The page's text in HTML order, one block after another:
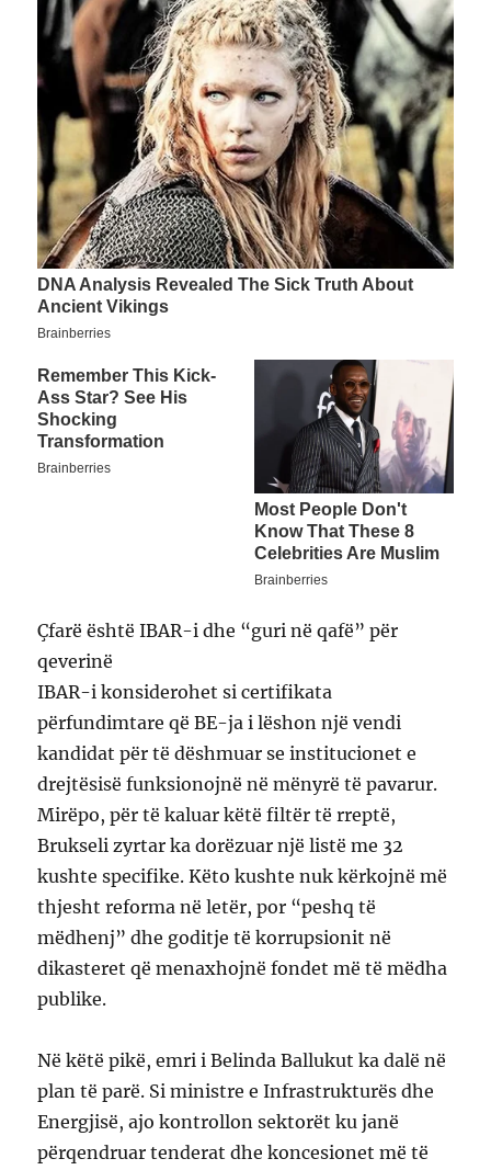
Çfarë është IBAR-i dhe “guri në qafë” për
qeverinë
IBAR-i konsiderohet si certifikata
përfundimtare që BE-ja i lëshon një vendi
kandidat për të dëshmuar se institucionet e
drejtësisë funksionojnë në mënyrë të pavarur.
Mirëpo, për të kaluar këtë filtër të rreptë,
Brukseli zyrtar ka dorëzuar një listë me 32
kushte specifike. Këto kushte nuk kërkojnë më
thjesht reforma në letër, por “peshq të
mëdhenj” dhe goditje të korrupsionit në
dikasteret që menaxhojnë fondet më të mëdha
publike.
Në këtë pikë, emri i Belinda Ballukut ka dalë në
plan të parë. Si ministre e Infrastrukturës dhe
Energjisë, ajo kontrollon sektorët ku janë
përqendruar tenderat dhe koncesionet më të